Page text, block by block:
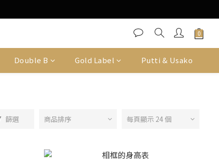
Double B Gold Label Putti & Usako
篩選 商品排序 每頁顯示 24 個